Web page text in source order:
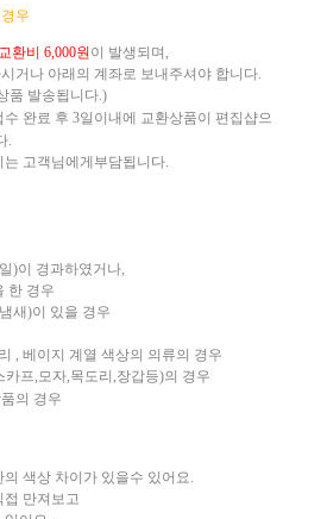
우
교환비 6,000원 이 발생되며,
거나 아래의 계좌로 보내주셔야 합니다.
품 발송됩니다.)​
완료 후 3일이내에 교환상품이 편집샵으
.
는 고객님에게부담됩니다.
)이 경과하였거나,
한 경우
새)이 있을 경우
, 베이지 계열 색상의 의류의 경우
카프,모자,목도리,장갑등)의 경우
의 경우​
색상 차이가 있을수 있어요.
접 만져보고